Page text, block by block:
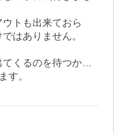
トも出来ておら
はありません。
くるのを待つか…
す。